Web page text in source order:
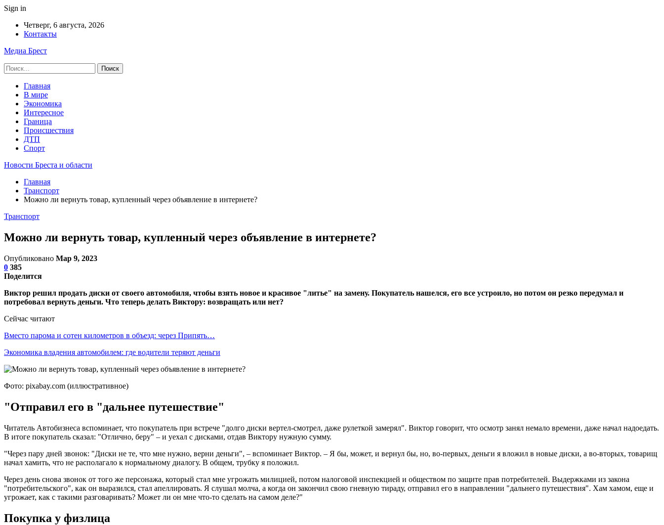
Sign in
Четверг, 6 августа, 2026
Контакты
Медиа Брест
Главная
В мире
Экономика
Интересное
Граница
Происшествия
ДТП
Спорт
Новости Бреста и области
Главная
Транспорт
Можно ли вернуть товар, купленный через объявление в интернете?
Транспорт
Можно ли вернуть товар, купленный через объявление в интернете?
Опубликовано Мар 9, 2023
0 385
Поделится
Виктор решил продать диски от своего автомобиля, чтобы взять новое и красивое "литье" на замену. Покупатель нашелся, его все устроило, но потом он резко передумал и
потребовал вернуть деньги. Что теперь делать Виктору: возвращать или нет?
Сейчас читают
Вместо парома и сотен километров в объезд: через Припять…
Экономика владения автомобилем: где водители теряют деньги
Фото: pixabay.com (иллюстративное)
"Отправил его в "дальнее путешествие"
Читатель Автобизнеса вспоминает, что покупатель при встрече "долго диски вертел-смотрел, даже рулеткой замерял". Виктор говорит, что осмотр занял немало времени, даже начал надоедать.
В итоге покупатель сказал: "Отлично, беру" – и уехал с дисками, отдав Виктору нужную сумму.
"Через пару дней звонок: "Диски не те, что мне нужно, верни деньги", – вспоминает Виктор. – Я бы, может, и вернул бы, но, во-первых, деньги я вложил в новые диски, а во-вторых, товарищ
начал хамить, что не располагало к нормальному диалогу. В общем, трубку я положил.
Через день снова звонок от того же персонажа, который стал мне угрожать милицией, потом налоговой инспекцией и обществом по защите прав потребителей. Выдержками из закона
"потребительского", как он выразился, стал апеллировать. Я слушал молча, а когда он закончил свою гневную тираду, отправил его в направлении "дальнего путешествия". Хам хамом, еще и
угрожает, как с такими разговаривать? Может ли он мне что-то сделать на самом деле?"
Покупка у физлица